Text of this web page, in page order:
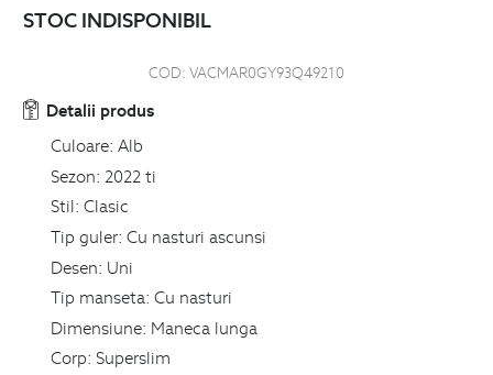
STOC INDISPONIBIL
COD: VACMAR0GY93Q49210
Detalii produs
Culoare: Alb
Sezon: 2022 ti
Stil: Clasic
Tip guler: Cu nasturi ascunsi
Desen: Uni
Tip manseta: Cu nasturi
Dimensiune: Maneca lunga
Corp: Superslim